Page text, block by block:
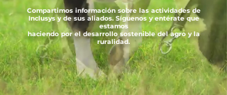
Compartimos información sobre las actividades de
Inclusys y de sus aliados. Síguenos y entérate que
estamos
haciendo por el desarrollo sostenible del agro y la
ruralidad.